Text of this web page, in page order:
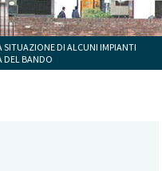
SITUAZIONE DI ALCUNI IMPIANTI
DEL BANDO